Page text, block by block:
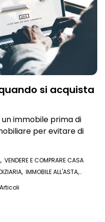
si acquista
immobile prima di
per evitare di
, VENDERE E COMPRARE CASA
, IMMOBILE ALL'ASTA,